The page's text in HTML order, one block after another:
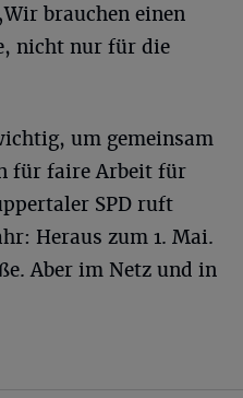
brauchen einen
nicht nur für die
um gemeinsam
für faire Arbeit für
SPD ruft
Heraus zum 1. Mai.
Aber im Netz und in